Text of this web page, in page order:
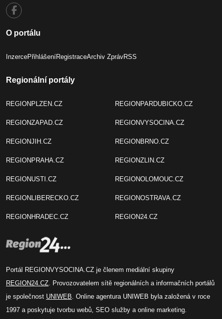
O portálu
InzercePřihlášeníRegistraceArchiv ZprávRSS
Regionální portály
REGIONPLZEN.CZ
REGIONZAPAD.CZ
REGIONJIH.CZ
REGIONPRAHA.CZ
REGIONUSTI.CZ
REGIONLIBERECKO.CZ
REGIONHRADEC.CZ
REGIONPARDUBICKO.CZ
REGIONVYSOCINA.CZ
REGIONBRNO.CZ
REGIONZLIN.CZ
REGIONOLOMOUC.CZ
REGIONOSTRAVA.CZ
REGION24.CZ
Portál REGIONVYSOCINA.CZ je členem mediální skupiny
REGION24.CZ . Provozovatelem sítě regionálních a informačních portálů
je společnost UNIWEB . Online agentura UNIWEB byla založená v roce
1997 a poskytuje tvorbu webů, SEO služby a online marketing.